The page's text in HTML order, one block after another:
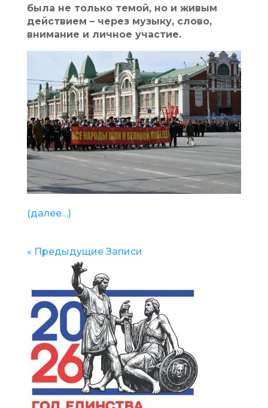
была не только темой, но и живым
действием – через музыку, слово,
внимание и личное участие.
(далее…)
« Предыдущие Записи